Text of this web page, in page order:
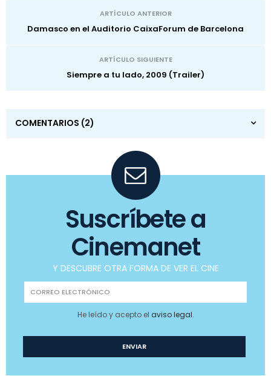
ARTÍCULO ANTERIOR
Damasco en el Auditorio CaixaForum de Barcelona
ARTÍCULO SIGUIENTE
Siempre a tu lado, 2009 (Trailer)
COMENTARIOS (2)
Suscríbete a
Cinemanet
Y DESCUBRE OTRA FORMA DE VER EL CINE
He leído y acepto el aviso legal.